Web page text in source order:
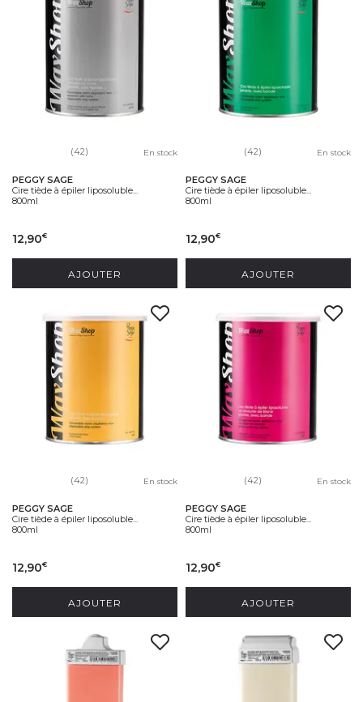
(42) En stock
PEGGY SAGE
Cire tiède à épiler liposoluble...
800ml
12,90€
AJOUTER
(42) En stock
PEGGY SAGE
Cire tiède à épiler liposoluble...
800ml
12,90€
AJOUTER
(42) En stock
PEGGY SAGE
Cire tiède à épiler liposoluble...
800ml
12,90€
AJOUTER
(42) En stock
PEGGY SAGE
Cire tiède à épiler liposoluble...
800ml
12,90€
AJOUTER